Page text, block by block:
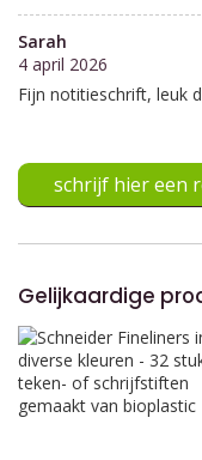
Sarah
4 april 2026
Fijn notitieschrift, leuk
schrijf hier een
Gelijkaardige